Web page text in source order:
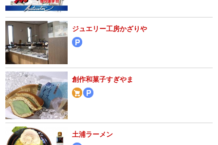
ジュエリー工房かざりや
創作和菓子すぎやま
土浦ラーメン